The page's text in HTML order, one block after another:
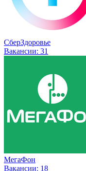
СберЗдоровье
Вакансии: 31
МегаФон
Вакансии: 18